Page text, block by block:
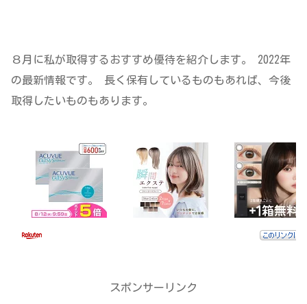
８月に私が取得するおすすめ優待を紹介します。 2022年
の最新情報です。 長く保有しているものもあれば、今後
取得したいものもあります。
スポンサーリンク